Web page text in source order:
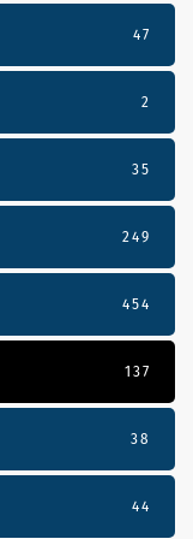
47
2
35
249
454
137
38
44